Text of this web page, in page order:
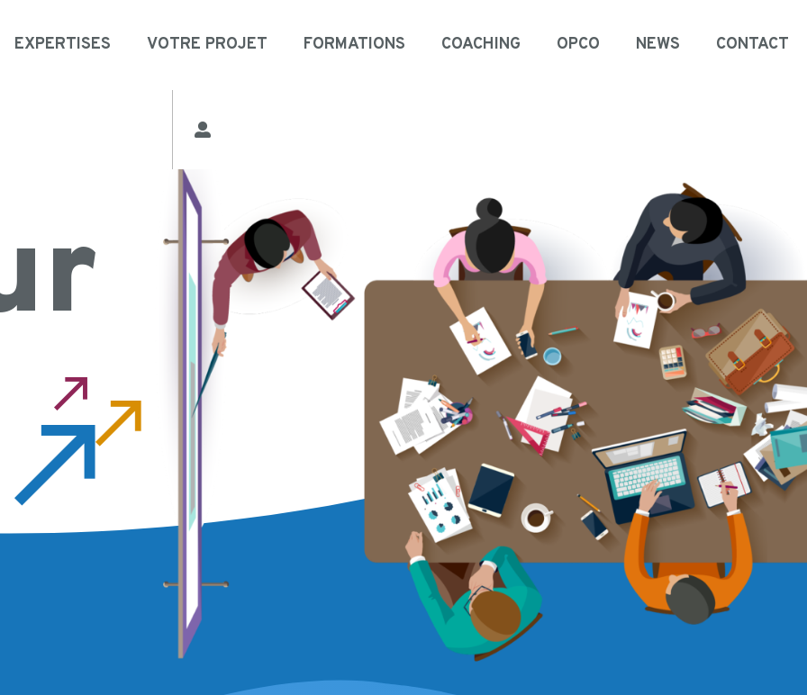
EXPERTISES VOTRE PROJET FORMATIONS COACHING OPCO NEWS CONTACT